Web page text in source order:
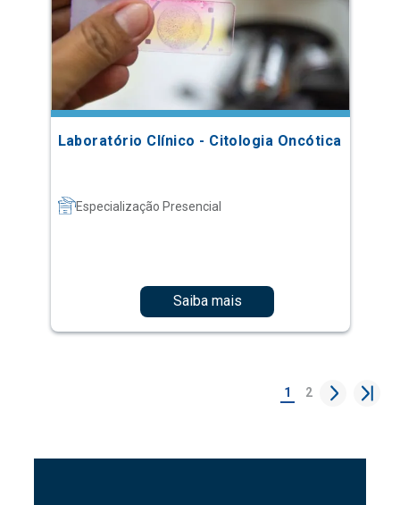
Laboratório Clínico - Citologia Oncótica
Especialização Presencial
Saiba mais
1 2